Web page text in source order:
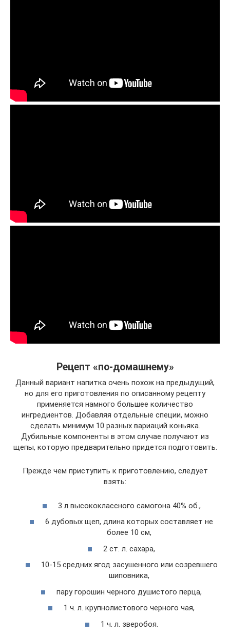
Рецепт «по-домашнему»
Данный вариант напитка очень похож на предыдущий,
но для его приготовления по описанному рецепту
применяется намного большее количество
ингредиентов. Добавляя отдельные специи, можно
сделать минимум 10 разных вариаций коньяка.
Дубильные компоненты в этом случае получают из
щепы, которую предварительно придется подготовить.
Прежде чем приступить к приготовлению, следует
взять:
3 л высококлассного самогона 40% об.,
6 дубовых щеп, длина которых составляет не
более 10 см,
2 ст. л. сахара,
10-15 средних ягод засушенного или созревшего
шиповника,
пару горошин черного душистого перца,
1 ч. л. крупнолистового черного чая,
1 ч. л. зверобоя.